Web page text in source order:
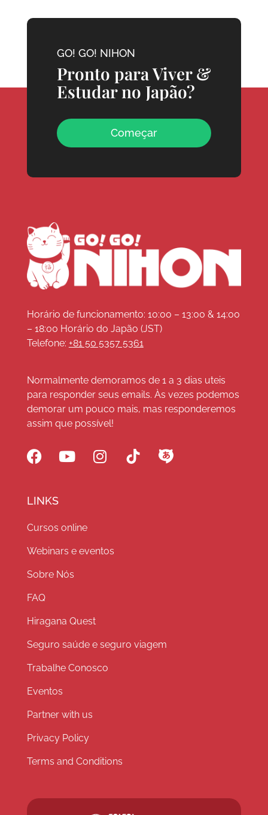
GO! GO! NIHON
Pronto para Viver &
Estudar no Japão?
Começar
Horário de funcionamento: 10:00 – 13:00 & 14:00
– 18:00 Horário do Japão (JST)
Telefone: +81 50 5357 5361
Normalmente demoramos de 1 a 3 dias uteis
para responder seus emails. Às vezes podemos
demorar um pouco mais, mas responderemos
assim que possível!
LINKS
Cursos online
Webinars e eventos
Sobre Nós
FAQ
Hiragana Quest
Seguro saúde e seguro viagem
Trabalhe Conosco
Eventos
Partner with us
Privacy Policy
Terms and Conditions